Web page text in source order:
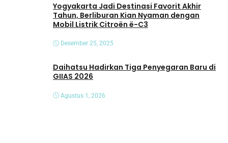
Yogyakarta Jadi Destinasi Favorit Akhir
Tahun, Berliburan Kian Nyaman dengan
Mobil Listrik Citroën ë-C3
Desember 25, 2025
Daihatsu Hadirkan Tiga Penyegaran Baru di
GIIAS 2026
Agustus 1, 2026